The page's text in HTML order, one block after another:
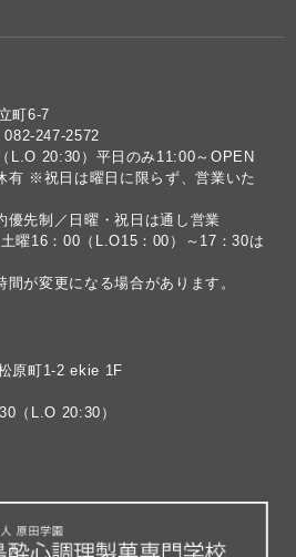
町6-7
247-2572
L.O 20:30）平日のみ11:00～OPEN
有 ※祝日は曜日に限らず、営業いた
先制／日曜・祝日は通し営業
曜16：00（L.O15：00）～17：30は
が変更になる場合があります。
原町1-2 ekie 1F
（L.O 20:30）